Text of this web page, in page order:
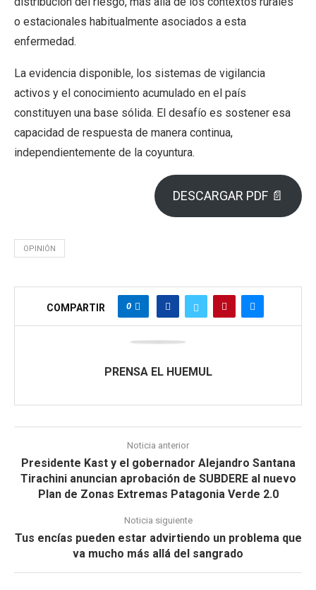
o estacionales habitualmente asociados a esta
enfermedad.
La evidencia disponible, los sistemas de vigilancia
activos y el conocimiento acumulado en el país
constituyen una base sólida. El desafío es sostener esa
capacidad de respuesta de manera continua,
independientemente de la coyuntura.
DESCARGAR PDF 📄
OPINIÓN
COMPARTIR 0
PRENSA EL HUEMUL
Noticia anterior
Presidente Kast y el gobernador Alejandro Santana
Tirachini anuncian aprobación de SUBDERE al nuevo
Plan de Zonas Extremas Patagonia Verde 2.0
Noticia siguiente
Tus encías pueden estar advirtiendo un problema que
va mucho más allá del sangrado